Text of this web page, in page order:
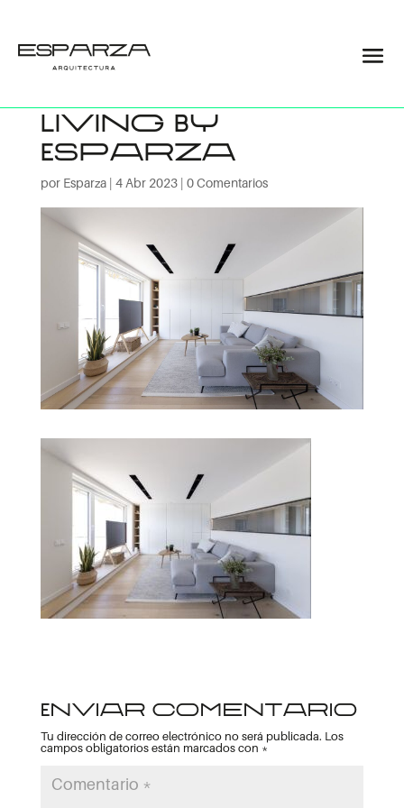
Diseño
LIving By
Esparza
por Esparza| 4 Abr 2023| 0 Comentarios
Enviar comentario
Tu dirección de correo electrónico no será publicada. Los
campos obligatorios están marcados con *